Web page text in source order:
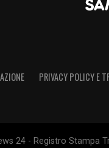
PRIVACY POLICY E
24 - Registro Stampa